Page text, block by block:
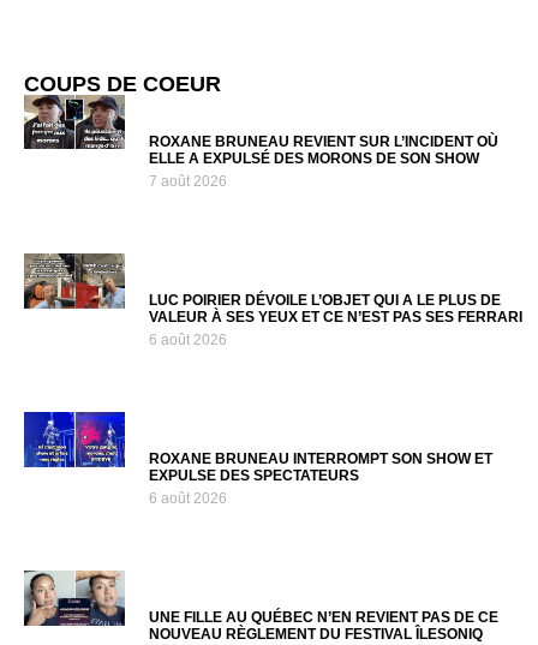
COUPS DE COEUR
ROXANE BRUNEAU REVIENT SUR L’INCIDENT OÙ
ELLE A EXPULSÉ DES MORONS DE SON SHOW
7 août 2026
LUC POIRIER DÉVOILE L’OBJET QUI A LE PLUS DE
VALEUR À SES YEUX ET CE N’EST PAS SES FERRARI
6 août 2026
ROXANE BRUNEAU INTERROMPT SON SHOW ET
EXPULSE DES SPECTATEURS
6 août 2026
UNE FILLE AU QUÉBEC N’EN REVIENT PAS DE CE
NOUVEAU RÈGLEMENT DU FESTIVAL ÎLESONIQ